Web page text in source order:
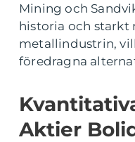
Mining och
historia och starkt
metallindustrin,
föredragna
Aktier